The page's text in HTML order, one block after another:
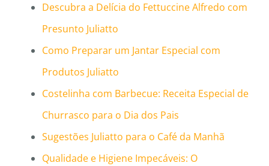
Descubra a Delícia do Fettuccine Alfredo com
Presunto Juliatto
Como Preparar um Jantar Especial com
Produtos Juliatto
Costelinha com Barbecue: Receita Especial de
Churrasco para o Dia dos Pais
Sugestões Juliatto para o Café da Manhã
Qualidade e Higiene Impecáveis: O